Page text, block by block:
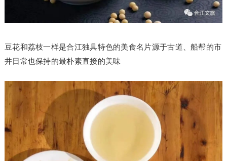
豆花和荔枝一样是合江独具特色的美食名片源于古道、船帮的市
井日常也保持的最朴素直接的美味